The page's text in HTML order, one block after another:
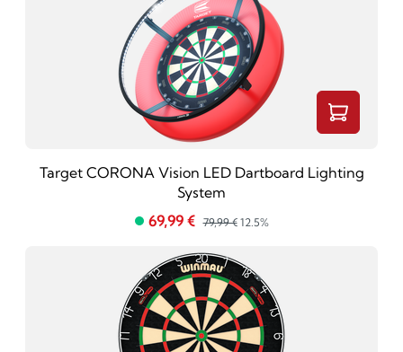
Target CORONA Vision LED Dartboard Lighting
System
69,99 € 79,99 € 12.5%